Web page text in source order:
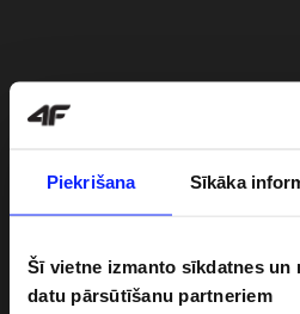
Piekrišana Sīkāka
Šī vietne izmanto sīkdatnes un
datu pārsūtīšanu partneriem